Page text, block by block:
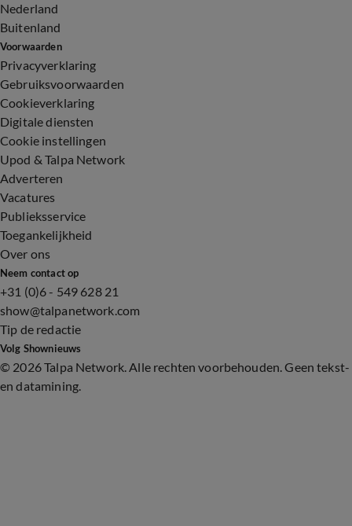
Nederland
Buitenland
Voorwaarden
Privacyverklaring
Gebruiksvoorwaarden
Cookieverklaring
Digitale diensten
Cookie instellingen
Upod & Talpa Network
Adverteren
Vacatures
Publieksservice
Toegankelijkheid
Over ons
Neem contact op
+31 (0)6 - 549 628 21
show@talpanetwork.com
Tip de redactie
Volg Shownieuws
© 2026 Talpa Network. Alle rechten voorbehouden. Geen tekst-
en datamining.